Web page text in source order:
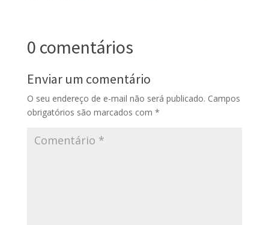
0 comentários
Enviar um comentário
O seu endereço de e-mail não será publicado. Campos
obrigatórios são marcados com *